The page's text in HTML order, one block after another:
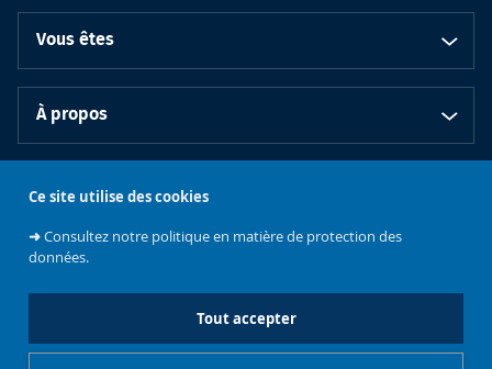
Ce site utilise des cookies
➜Consultez notre politique en matière de protection des
données.
Tout accepter
Vous êtes
À propos
Bibliothèques
Contacts
stages
Événements
bibliothèques